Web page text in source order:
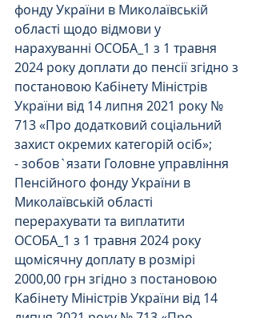
фонду України в Миколаївській
області щодо відмови у
нарахуванні ОСОБА_1 з 1 травня
2024 року доплати до пенсії згідно з
постановою Кабінету Міністрів
України від 14 липня 2021 року №
713 «Про додатковий соціальний
захист окремих категорій осіб»;
- зобов`язати Головне управління
Пенсійного фонду України в
Миколаївській області
перерахувати та виплатити
ОСОБА_1 з 1 травня 2024 року
щомісячну доплату в розмірі
2000,00 грн згідно з постановою
Кабінету Міністрів України від 14